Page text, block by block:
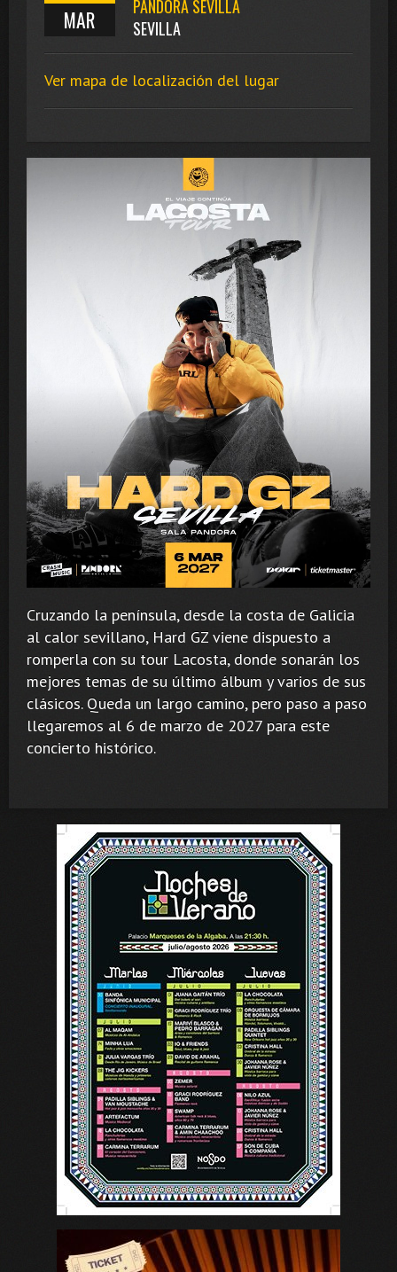
MAR
PANDORA SEVILLA
SEVILLA
Ver mapa de localización del lugar
Cruzando la península, desde la costa de Galicia
al calor sevillano, Hard GZ viene dispuesto a
romperla con su tour Lacosta, donde sonarán los
mejores temas de su último álbum y varios de sus
clásicos. Queda un largo camino, pero paso a paso
llegaremos al 6 de marzo de 2027 para este
concierto histórico.